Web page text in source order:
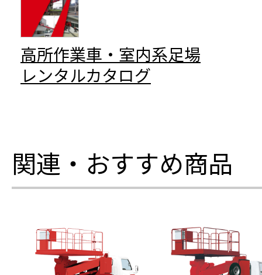
高所作業車・室内系足場
レンタルカタログ
関連・おすすめ商品